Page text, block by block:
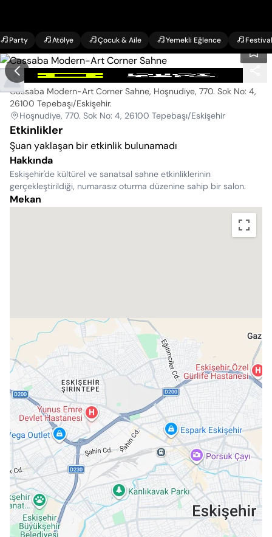
Party Atölye Çocuk & Aile Yemekli Eğlence Festival
Cassaba Modern-Art Corner Sahne
Cassaba Modern-Art Corner Sahne, Hoşnudiye, 770. Sok No: 4,
26100 Tepebaşı/Eskişehir.
Hoşnudiye, 770. Sok No: 4, 26100 Tepebaşı/Eskişehir
Etkinlikler
Şuan yaklaşan bir etkinlik bulunamadı
Hakkında
Eskişehir'de kültürel ve sanatsal sahne etkinliklerinin
gerçekleştirildiği, numarasız oturma düzenine sahip bir salon.
Mekan